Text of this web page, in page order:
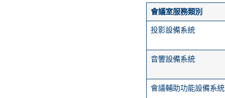
會議室服務類別
​投影設備系統
​音響設備系統
​會議輔助功能設備系統